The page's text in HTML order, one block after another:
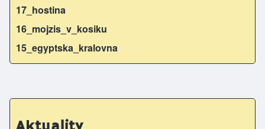
17_hostina
16_mojzis_v_kosiku
15_egyptska_kralovna